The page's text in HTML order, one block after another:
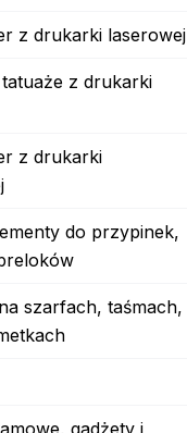
z drukarki laserowej
z drukarki
z drukarki
do przypinek,
szarfach, taśmach,
gadżety i